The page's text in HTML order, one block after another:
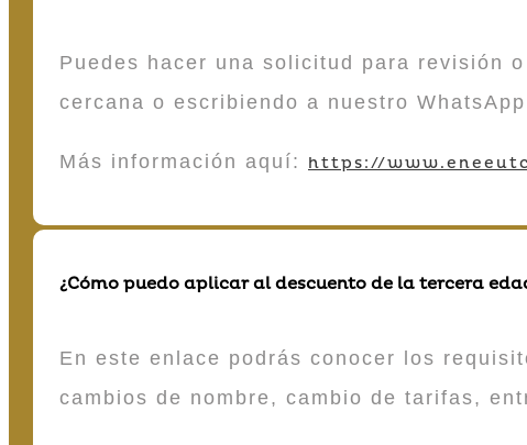
Puedes hacer una solicitud para revisión
cercana o escribiendo a nuestro
Más información aquí: https://
¿Cómo puedo aplicar al descuento de la tercera
En este enlace podrás conocer los
cambios de nombre, cambio de tarifas,